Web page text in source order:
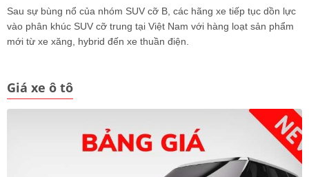
Sau sự bùng nổ của nhóm SUV cỡ B, các hãng xe tiếp tục dồn lực
vào phân khúc SUV cỡ trung tại Việt Nam với hàng loạt sản phẩm
mới từ xe xăng, hybrid đến xe thuần điện.
Giá xe ô tô